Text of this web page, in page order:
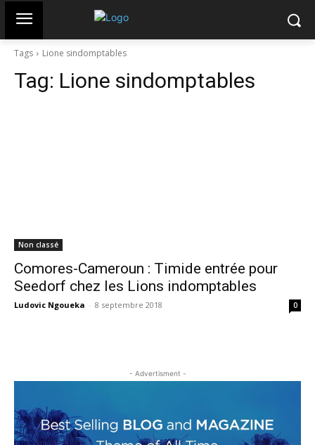
Tags Lione sindomptables
Tag: Lione sindomptables
Non classé
Comores-Cameroun : Timide entrée pour
Seedorf chez les Lions indomptables
Ludovic Ngoueka - 8 septembre 2018 0
- Advertisment -